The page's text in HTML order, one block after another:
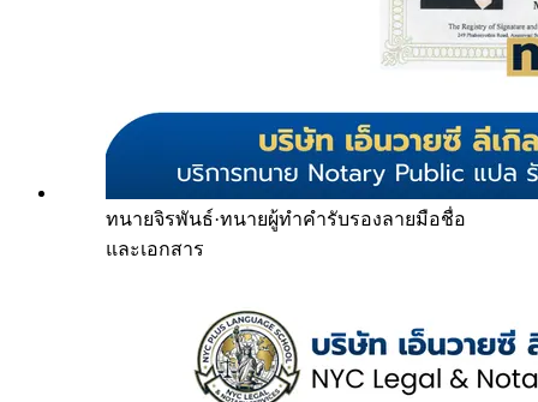
ทนายจิรพันธ์·ทนายผู้ทำคำรับรองลายมือชื่อ
และเอกสาร